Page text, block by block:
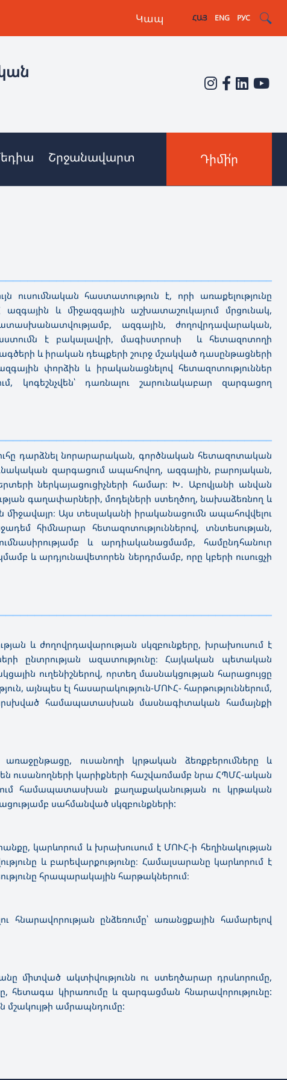
Կապ ՀԱՅ ENG РУС
Շրջանավարտ Դիմի՛ր
հաստատություն է, որի առաքելությունը
ազգային և միջազգային աշխատաշուկայում մրցունակ,
ազգային, ժողովրդավարական,
է բակալավրի, մագիստրոսի և հետազոտողի
և իրական դեպքերի շուրջ մշակված դասընթացների
փորձին և իրականացնելով հետազոտություններ
կոգեշնչվեն՝ դառնալու շարունակաբար զարգացող
դարձնել նորարարական, գործնական հետազոտական
զարգացում ապահովող, ազգային, բարոյական,
ներկայացուցիչների համար։ Խ․ Աբովյանի անվան
գաղափարների, մոդելների ստեղծող, նախաձեռնող և
Այս տեսլականի իրականացումն ապահովվելու
հիմնարար հետազոտություններով, տնտեսության,
և արդիականացմամբ, համընդհանուր
և արդյունավետորեն ներդրմամբ, որը կբերի ուսուցչի
և ժողովրդավարության սկզբունքերը, խրախուսում է
ընտրության ազատությունը։ Հայկական պետական
ուղենիշներով, որտեղ մասնակցության հարացույցը
այնպես էլ հասարակություն-ՄՈՒՀ- հարթություններում,
համապատասխան մասնագիտական համայնքի
ուսանողի կրթական ձեռքբերումները և
են ուսանողների կարիքների հաշվառմամբ նրա ՀՊՄՀ-ական
համապատասխան քաղաքականության ու կրթական
սահմանված սկզբունքների:
կարևորում և խրախուսում է ՄՈՒՀ-ի հեղինակության
և բարեվարքությունը։ Համալսարանը կարևորում է
հրապարակային հարթակներում։
հնարավորության ընձեռումը՝ առանցքային համարելով
միտված ակտիվությունն ու ստեղծարար դրսևորումը,
հետագա կիրառումը և զարգացման հնարավորությունը:
ամրապնդումը: